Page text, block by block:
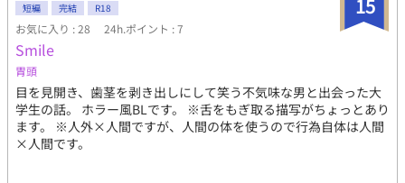
15
短編 完結 R18
お気に入り : 28 24h.ポイント : 7
Smile
胃頭
目を見開き、歯茎を剥き出しにして笑う不気味な男と出会った大
学生の話。 ホラー風BLです。 ※舌をもぎ取る描写がちょっとあり
ます。 ※人外×人間ですが、人間の体を使うので行為自体は人間
×人間です。